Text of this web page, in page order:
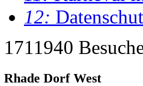
12:
1711940
Rhade Dorf West